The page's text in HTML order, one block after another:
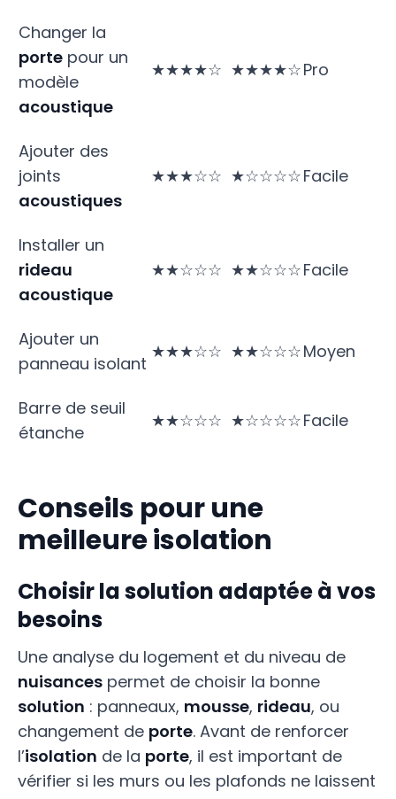
Changer la
porte pour un
modèle
acoustique
★★★★☆ ★★★★☆Pro
Ajouter des
joints
acoustiques
★★★☆☆ ★☆☆☆☆Facile
Installer un
rideau
acoustique
★★☆☆☆ ★★☆☆☆Facile
Ajouter un
panneau isolant
★★★☆☆ ★★☆☆☆Moyen
Barre de seuil
étanche
★★☆☆☆ ★☆☆☆☆Facile
Conseils pour une
meilleure isolation
Choisir la solution adaptée à vos
besoins
Une analyse du logement et du niveau de
nuisances permet de choisir la bonne
solution : panneaux, mousse, rideau, ou
changement de porte. Avant de renforcer
l’isolation de la porte, il est important de
vérifier si les murs ou les plafonds ne laissent